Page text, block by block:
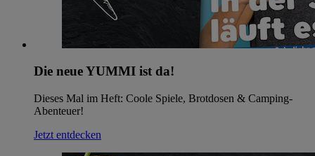
Die neue YUMMI ist da!
Dieses Mal im Heft: Coole Spiele, Brotdosen & Camping-
Abenteuer!
Jetzt entdecken